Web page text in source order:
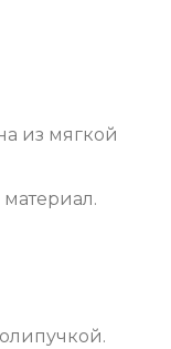
из мягкой